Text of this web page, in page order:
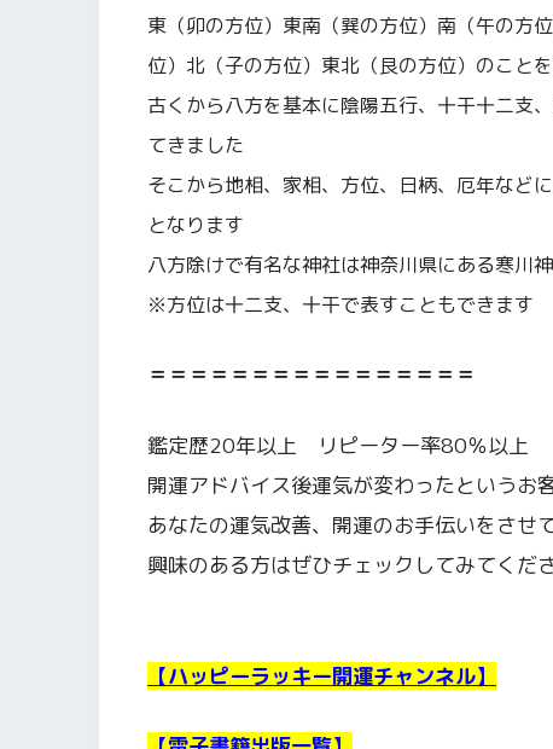
東（卯の方位）東南（巽の方位）南（午の方
位）北（子の方位）東北（艮の方位）のこと
古くから八方を基本に陰陽五行、十干十二支
てきました
そこから地相、家相、方位、日柄、厄年など
となります
八方除けで有名な神社は神奈川県にある寒川
※方位は十二支、十干で表すこともできます
＝＝＝＝＝＝＝＝＝＝＝＝＝＝＝＝
鑑定歴20年以上 リピーター率80％以上
開運アドバイス後運気が変わったというお
あなたの運気改善、開運のお手伝いをさせ
興味のある方はぜひチェックしてみてくださ
【ハッピーラッキー開運チャンネル】